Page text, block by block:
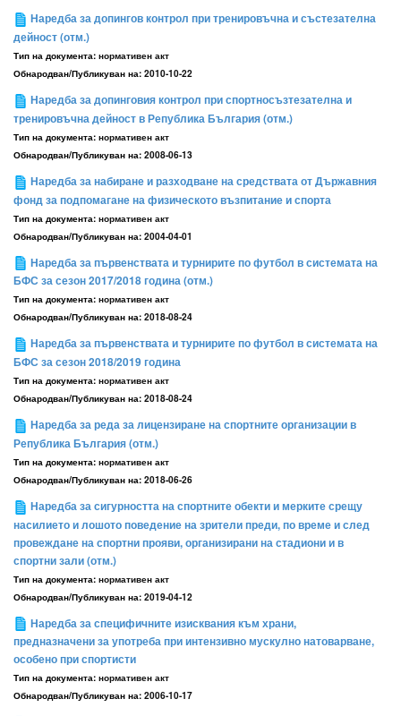
Наредба за допингов контрол при тренировъчна и състезателна
дейност (отм.)
Тип на документа: нормативен акт
Обнародван/Публикуван на: 2010-10-22
Наредба за допинговия контрол при спортносъзтезателна и
тренировъчна дейност в Република България (отм.)
Тип на документа: нормативен акт
Обнародван/Публикуван на: 2008-06-13
Наредба за набиране и разходване на средствата от Държавния
фонд за подпомагане на физическото възпитание и спорта
Тип на документа: нормативен акт
Обнародван/Публикуван на: 2004-04-01
Наредба за първенствата и турнирите по футбол в системата на
БФС за сезон 2017/2018 година (отм.)
Тип на документа: нормативен акт
Обнародван/Публикуван на: 2018-08-24
Наредба за първенствата и турнирите по футбол в системата на
БФС за сезон 2018/2019 година
Тип на документа: нормативен акт
Обнародван/Публикуван на: 2018-08-24
Наредба за реда за лицензиране на спортните организации в
Република България (отм.)
Тип на документа: нормативен акт
Обнародван/Публикуван на: 2018-06-26
Наредба за сигурността на спортните обекти и мерките срещу
насилието и лошото поведение на зрители преди, по време и след
провеждане на спортни прояви, организирани на стадиони и в
спортни зали (отм.)
Тип на документа: нормативен акт
Обнародван/Публикуван на: 2019-04-12
Наредба за специфичните изисквания към храни,
предназначени за употреба при интензивно мускулно натоварване,
особено при спортисти
Тип на документа: нормативен акт
Обнародван/Публикуван на: 2006-10-17